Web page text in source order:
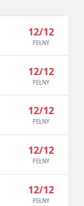
12/12
PEŁNY
12/12
PEŁNY
12/12
PEŁNY
12/12
PEŁNY
12/12
PEŁNY